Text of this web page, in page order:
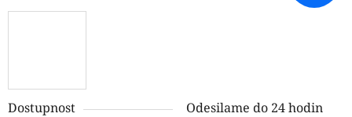
Dostupnost
Odesilame do 24 hodin